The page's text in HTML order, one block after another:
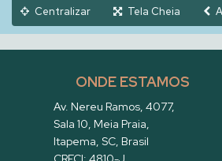
Centralizar Tela Cheia
ONDE ESTAMOS
Av. Nereu Ramos, 4077,
Sala 10, Meia Praia,
Itapema, SC, Brasil